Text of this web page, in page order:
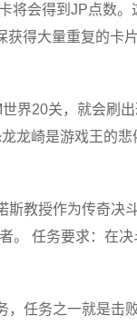
将会得到JP点数。
得大量重复的卡片
界20关，就会刷
龙崎是游戏王的悲
斯教授作为传奇决
。 任务要求：在决
，任务之一就是击